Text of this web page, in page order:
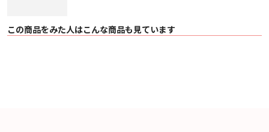
・ USB-A× 1（フロント）
・ USB-A×1（リア、 5V/1.5A 給電専用）、
この商品をみた人はこんな商品も見ています